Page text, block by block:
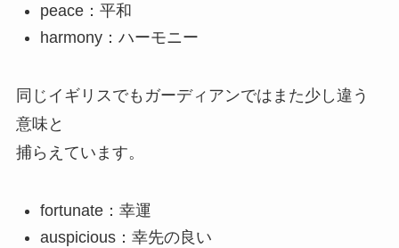
peace：平和
harmony：ハーモニー
同じイギリスでもガーディアンではまた少し違う
意味と
捕らえています。
fortunate：幸運
auspicious：幸先の良い